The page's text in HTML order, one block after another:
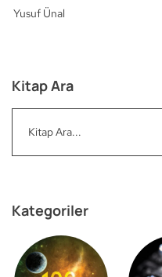
Kitap Ara
Kategoriler
Yusuf Ünal